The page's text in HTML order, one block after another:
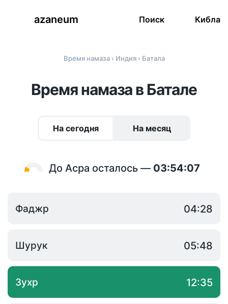
azaneum Поиск Кибла
Время намаза› Индия› Батала
Время намаза в Батале
На сегодня На месяц
До Асра осталось — 03:54:07
Фаджр 04:28
Шурук 05:48
Зухр 12:35